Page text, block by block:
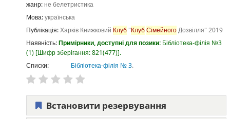
жанр:не белетристика
Мова:українська
Публікація:Харків Книжковий Клуб"КлубСімейногоДозвілля" 2019
Наявність:Примірники, доступні для позики: Бібліотека-філія №3
(1) Шифр зберігання:821(477) .
Списки:
Бібліотека-філія № 3.
Встановити резервування